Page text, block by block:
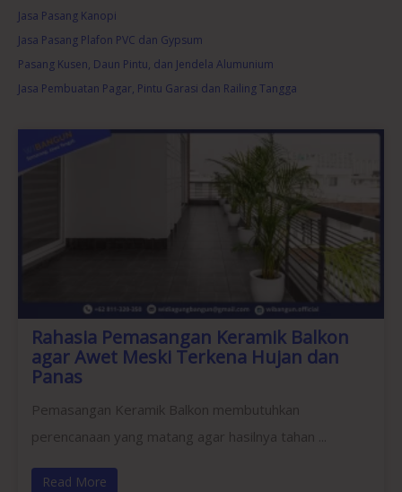
Jasa Pasang Kanopi
Jasa Pasang Plafon PVC dan Gypsum
Pasang Kusen, Daun Pintu, dan Jendela Alumunium
Jasa Pembuatan Pagar, Pintu Garasi dan Railing Tangga
Rahasia Pemasangan Keramik Balkon
agar Awet Meski Terkena Hujan dan
Panas
Pemasangan Keramik Balkon membutuhkan
perencanaan yang matang agar hasilnya tahan ...
Read More